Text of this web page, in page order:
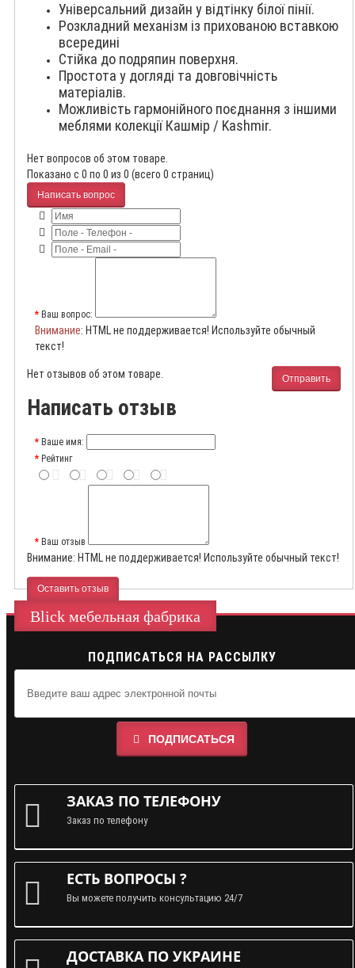
Універсальний дизайн у відтінку білої пінії.
Розкладний механізм із прихованою вставкою
всередині
Стійка до подряпин поверхня.
Простота у догляді та довговічність
матеріалів.
Можливість гармонійного поєднання з іншими
меблями колекції Кашмір / Kashmir.
Нет вопросов об этом товаре.
Показано с 0 по 0 из 0 (всего 0 страниц)
Написать вопрос
Ваш вопрос:
Внимание: HTML не поддерживается! Используйте обычный
текст!
Отправить
Нет отзывов об этом товаре.
Написать отзыв
Ваше имя:
Рейтинг
Ваш отзыв
Внимание: HTML не поддерживается! Используйте обычный текст!
Оставить отзыв
Blick мебельная фабрика
ПОДПИСАТЬСЯ НА РАССЫЛКУ
ПОДПИСАТЬСЯ
ЗАКАЗ ПО ТЕЛЕФОНУ
Заказ по телефону
ЕСТЬ ВОПРОСЫ ?
Вы можете получить консультацию 24/7
ДОСТАВКА ПО УКРАИНЕ